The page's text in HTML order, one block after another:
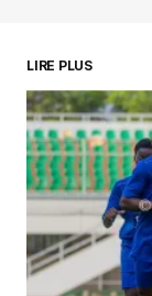
Your Name
Your E-mail
site
LIRE PLUS